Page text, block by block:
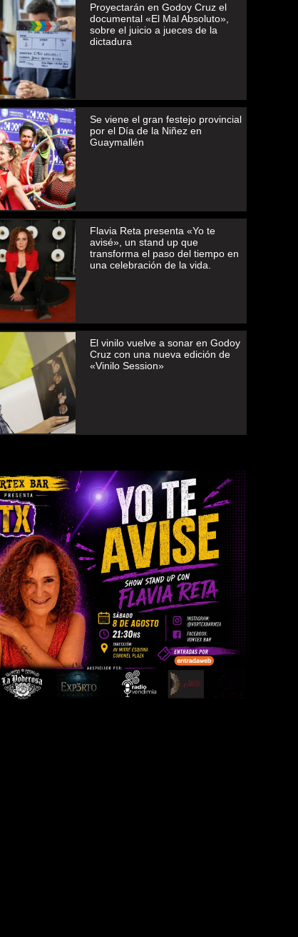
Proyectarán en Godoy Cruz el
documental «El Mal Absoluto»,
sobre el juicio a jueces de la
dictadura
Se viene el gran festejo provincial
por el Día de la Niñez en
Guaymallén
Flavia Reta presenta «Yo te
avisé», un stand up que
transforma el paso del tiempo en
una celebración de la vida.
El vinilo vuelve a sonar en Godoy
Cruz con una nueva edición de
«Vinilo Session»